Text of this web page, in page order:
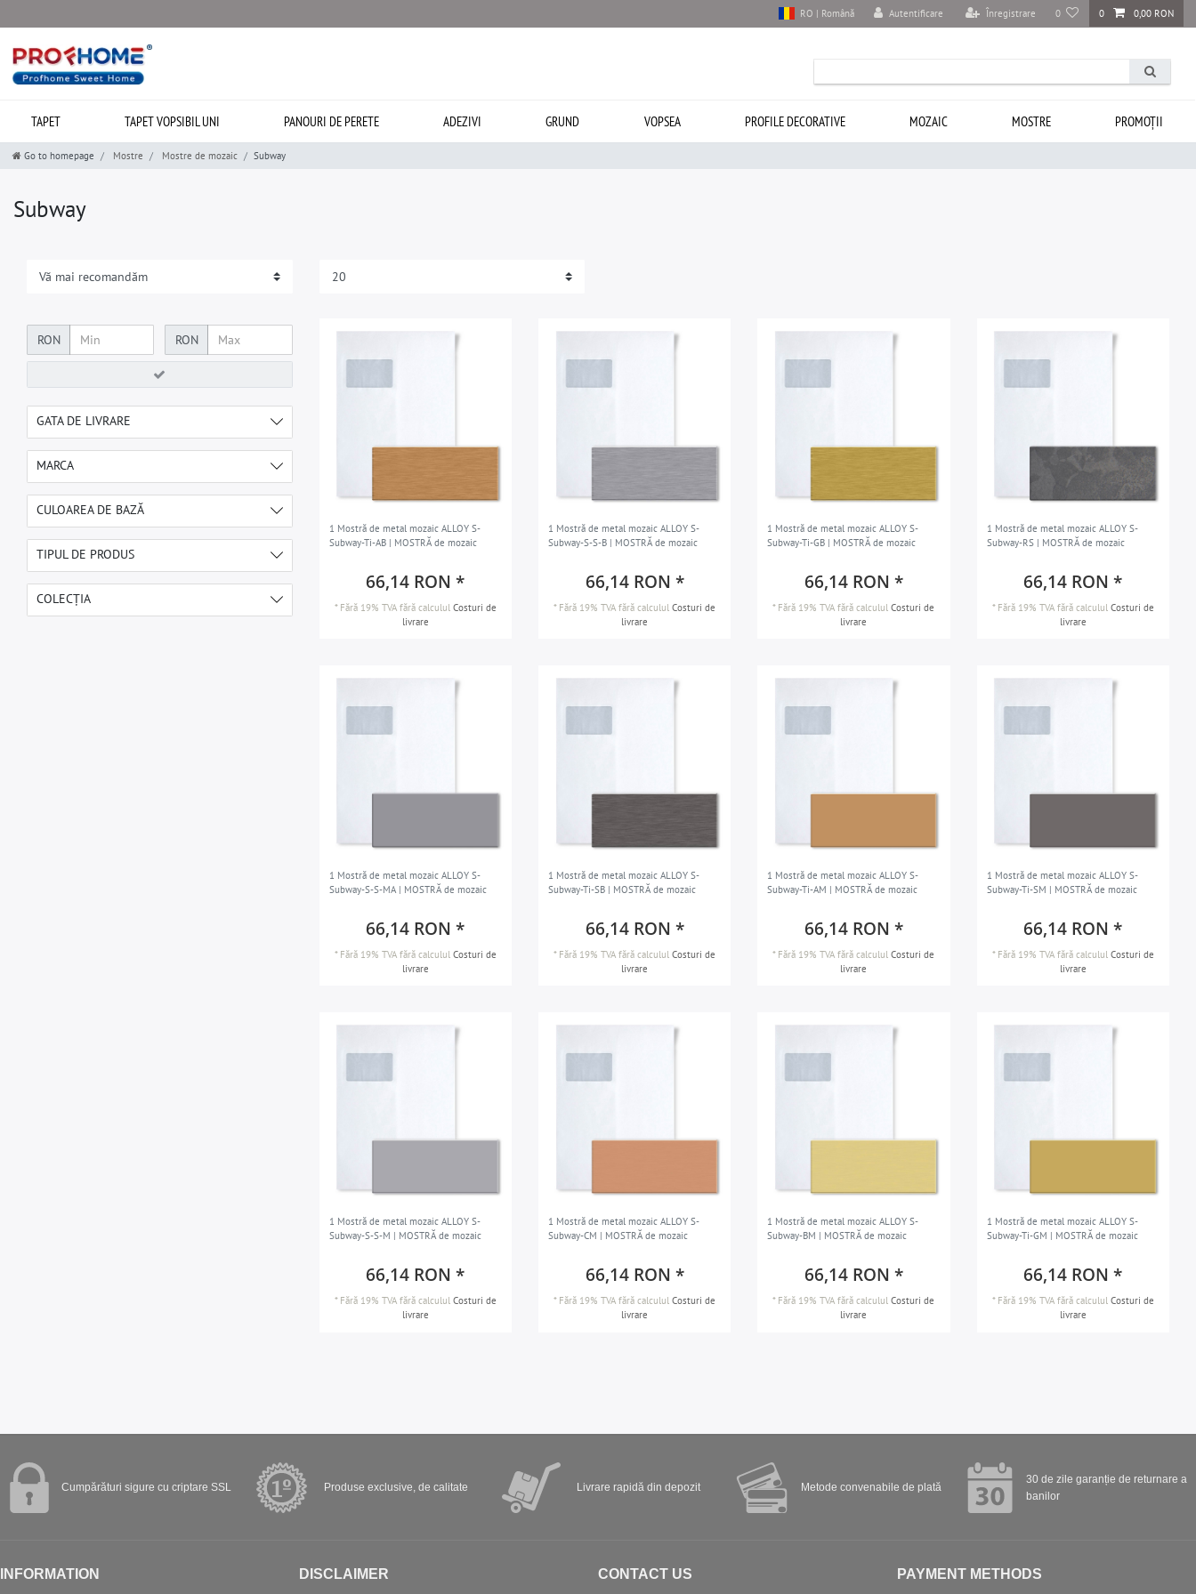
Autentificare Înregistrare 0 0 0,00 RON
RO | Română
TAPET TAPET VOPSIBIL UNI PANOURI DE PERETE ADEZIVI GRUND VOPSEA PROFILE DECORATIVE MOZAIC MOSTRE PROMOȚII
Go to homepage Mostre Mostre de mozaic Subway
Subway
RON RON
GATA DE LIVRARE
1-2 zile lucrătoare
5-7 zile lucrătoare
MARCA
ALLOY
CULOAREA DE BAZĂ
auriu
gri
cupru
TIPUL DE PRODUS
Mostră de mozaic
COLECȚIA
1 Mostră de metal mozaic ALLOY S-
Subway-Ti-AB | MOSTRĂ de mozaic
66,14 RON *
* Fără 19% TVAfără calculul Costuri de
livrare
1 Mostră de metal mozaic ALLOY S-
Subway-S-S-B | MOSTRĂ de mozaic
66,14 RON *
* Fără 19% TVA fără calcululCosturi de
livrare
1 Mostră de metal mozaic ALLOY S-
Subway-Ti-GB | MOSTRĂ de mozaic
66,14 RON *
* Fără 19% TVA fără calcululCosturi de
livrare
1 Mostră de metal mozaic ALLOY S-
Subway-RS | MOSTRĂ de mozaic
66,14 RON *
* Fără 19% TVAfără calculul Costuri de
livrare
1 Mostră de metal mozaic ALLOY S-
Subway-S-S-MA | MOSTRĂ de mozaic
66,14 RON *
* Fără 19% TVAfără calculul Costuri de
livrare
1 Mostră de metal mozaic ALLOY S-
Subway-Ti-SB | MOSTRĂ de mozaic
66,14 RON *
* Fără 19% TVA fără calcululCosturi de
livrare
1 Mostră de metal mozaic ALLOY S-
Subway-Ti-AM | MOSTRĂ de mozaic
66,14 RON *
* Fără 19% TVA fără calcululCosturi de
livrare
1 Mostră de metal mozaic ALLOY S-
Subway-Ti-SM | MOSTRĂ de mozaic
66,14 RON *
* Fără 19% TVAfără calculul Costuri de
livrare
1 Mostră de metal mozaic ALLOY S-
Subway-S-S-M | MOSTRĂ de mozaic
66,14 RON *
* Fără 19% TVAfără calculul Costuri de
livrare
1 Mostră de metal mozaic ALLOY S-
Subway-CM | MOSTRĂ de mozaic
66,14 RON *
* Fără 19% TVA fără calcululCosturi de
livrare
1 Mostră de metal mozaic ALLOY S-
Subway-BM | MOSTRĂ de mozaic
66,14 RON *
* Fără 19% TVA fără calcululCosturi de
livrare
1 Mostră de metal mozaic ALLOY S-
Subway-Ti-GM | MOSTRĂ de mozaic
66,14 RON *
* Fără 19% TVAfără calculul Costuri de
livrare
Cumpărături sigure cu criptare SSL Produse exclusive, de calitate Livrare rapidă din depozit Metode convenabile de plată
30 de zile garanție de returnare a
banilor
INFORMATION DISCLAIMER CONTACT US PAYMENT METHODS